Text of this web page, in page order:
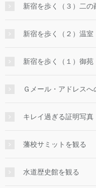
新宿を歩く（３）二の
新宿を歩く（２）温室
新宿を歩く（１）御苑
Ｇメール・アドレス
キレイ過ぎる証明写真
藩校サミットを観る
水道歴史館を観る